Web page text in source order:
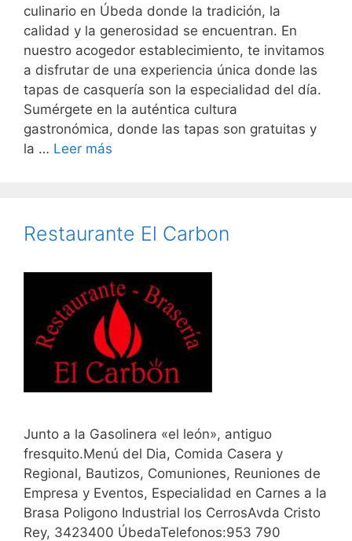
culinario en Úbeda donde la tradición, la
calidad y la generosidad se encuentran. En
nuestro acogedor establecimiento, te invitamos
a disfrutar de una experiencia única donde las
tapas de casquería son la especialidad del día.
Sumérgete en la auténtica cultura
gastronómica, donde las tapas son gratuitas y
la … Leer más
Restaurante El Carbon
Junto a la Gasolinera «el león», antiguo
fresquito.Menú del Dia, Comida Casera y
Regional, Bautizos, Comuniones, Reuniones de
Empresa y Eventos, Especialidad en Carnes a la
Brasa Poligono Industrial los CerrosAvda Cristo
Rey, 3423400 ÚbedaTelefonos:953 790